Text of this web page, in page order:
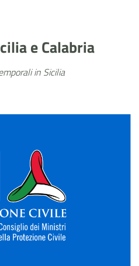
e Calabria
in Sicilia